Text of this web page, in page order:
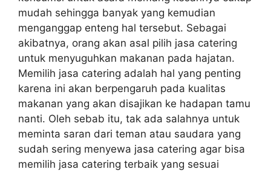
mudah sehingga banyak yang kemudian
menganggap enteng hal tersebut. Sebagai
akibatnya, orang akan asal pilih jasa catering
untuk menyuguhkan makanan pada hajatan.
Memilih jasa catering adalah hal yang penting
karena ini akan berpengaruh pada kualitas
makanan yang akan disajikan ke hadapan tamu
nanti. Oleh sebab itu, tak ada salahnya untuk
meminta saran dari teman atau saudara yang
sudah sering menyewa jasa catering agar bisa
memilih jasa catering terbaik yang sesuai